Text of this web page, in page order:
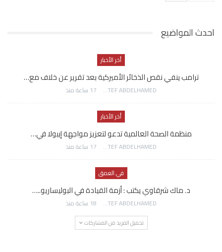
احدث المواضيع
أخر الأخبار
ترامب ينفي نقص الذخائر الأميركية بعد تقرير عن خلاف مع…
AWATEF ABDELHAMED 17 ساعة منذ
أخر الأخبار
منظمة الصحة العالمية تدعو لتعزيز مواجهة إيبولا في…
AWATEF ABDELHAMED 17 ساعة منذ
في العمق
د. ماك شرقاوي يكتب : أزمة القيادة في البوليساريو..…
AWATEF ABDELHAMED 18 ساعة منذ
تحميل المزيد من المشاركات